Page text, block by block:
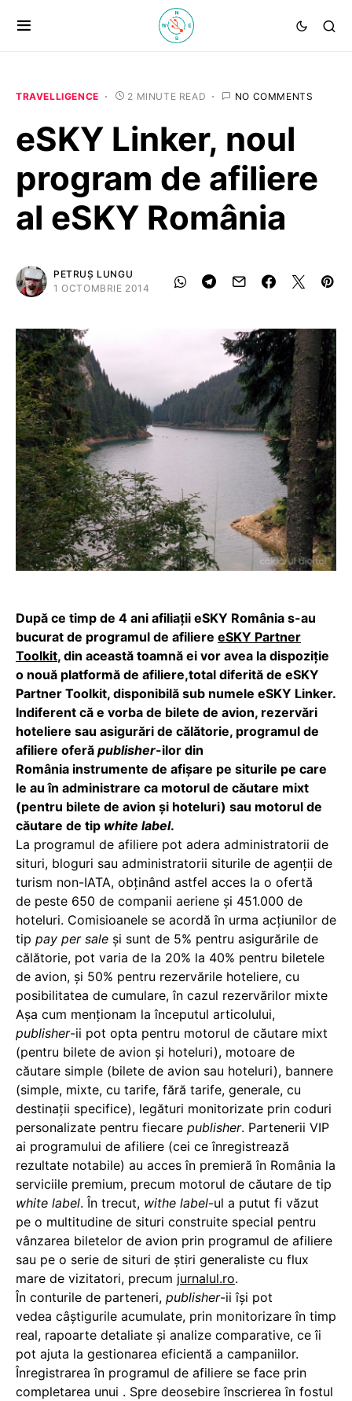
TRAVELLIGENCE 2 MINUTE READ NO COMMENTS
eSKY Linker, noul
program de afiliere
al eSKY România
PETRUȘ LUNGU
1 OCTOMBRIE 2014
După ce timp de 4 ani afiliații eSKY România s-au
bucurat de programul de afiliere eSKY Partner
Toolkit, din această toamnă ei vor avea la dispoziție
o nouă platformă de afiliere,total diferită de eSKY
Partner Toolkit, disponibilă sub numele eSKY Linker.
Indiferent că e vorba de bilete de avion, rezervări
hoteliere sau asigurări de călătorie, programul de
afiliere oferă publisher-ilor din
România instrumente de afișare pe siturile pe care
le au în administrare ca motorul de căutare mixt
(pentru bilete de avion și hoteluri) sau motorul de
căutare de tip white label.
La programul de afiliere pot adera administratorii de
situri, bloguri sau administratorii siturile de agenții de
turism non-IATA, obținând astfel acces la o ofertă
de peste 650 de companii aeriene și 451.000 de
hoteluri. Comisioanele se acordă în urma acțiunilor de
tip pay per sale și sunt de 5% pentru asigurările de
călătorie, pot varia de la 20% la 40% pentru biletele
de avion, și 50% pentru rezervările hoteliere, cu
posibilitatea de cumulare, în cazul rezervărilor mixte
Așa cum menționam la începutul articolului,
publisher-ii pot opta pentru motorul de căutare mixt
(pentru bilete de avion și hoteluri), motoare de
căutare simple (bilete de avion sau hoteluri), bannere
(simple, mixte, cu tarife, fără tarife, generale, cu
destinații specifice), legături monitorizate prin coduri
personalizate pentru fiecare publisher. Partenerii VIP
ai programului de afiliere (cei ce înregistrează
rezultate notabile) au acces în premieră în România la
serviciile premium, precum motorul de căutare de tip
white label. În trecut, withe label-ul a putut fi văzut
pe o multitudine de situri construite special pentru
vânzarea biletelor de avion prin programul de afiliere
sau pe o serie de situri de știri generaliste cu flux
mare de vizitatori, precum jurnalul.ro.
În conturile de parteneri, publisher-ii își pot
vedea câștigurile acumulate, prin monitorizare în timp
real, rapoarte detaliate și analize comparative, ce îi
pot ajuta la gestionarea eficientă a campaniilor.
Înregistrarea în programul de afiliere se face prin
completarea unui . Spre deosebire înscrierea în fostul